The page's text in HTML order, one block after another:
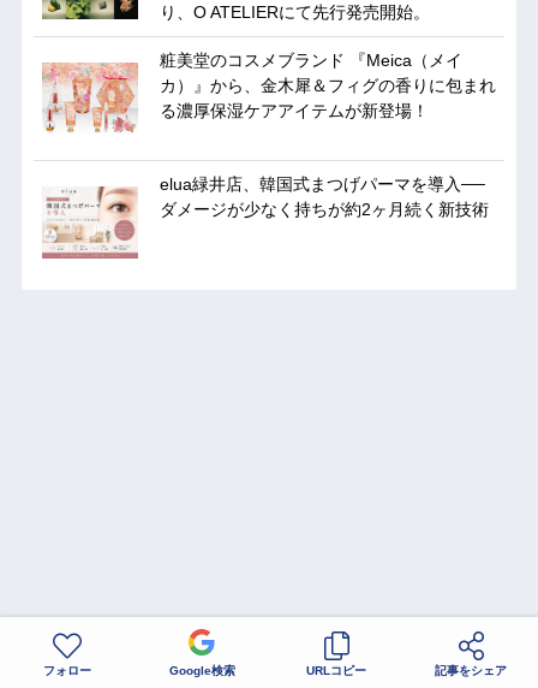
り、O ATELIERにて先行発売開始。
粧美堂のコスメブランド 『Meica（メイ
カ）』から、金木犀＆フィグの香りに包まれ
る濃厚保湿ケアアイテムが新登場！
elua緑井店、韓国式まつげパーマを導入──
ダメージが少なく持ちが約2ヶ月続く新技術
フォロー Google検索 URLコピー 記事をシェア